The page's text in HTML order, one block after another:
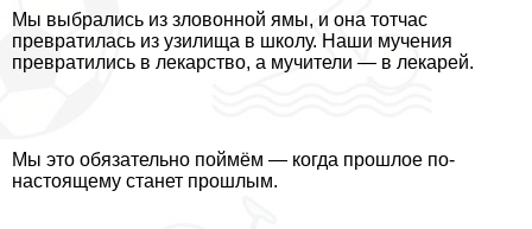
Мы выбрались из зловонной ямы, и она тотчас
превратилась из узилища в школу. Наши мучения
превратились в лекарство, а мучители — в лекарей.
Мы это обязательно поймём — когда прошлое по-
настоящему станет прошлым.